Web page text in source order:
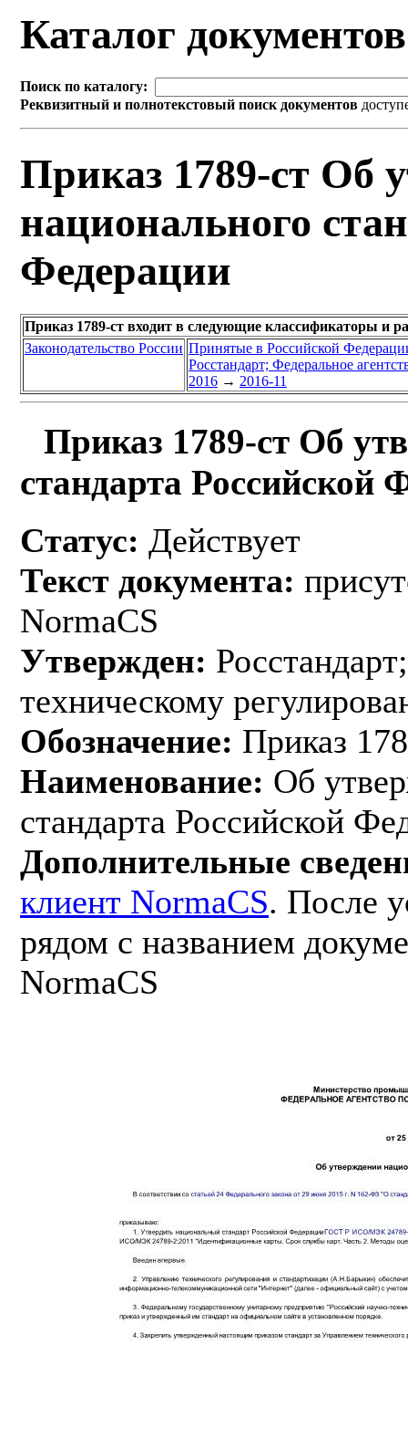
Каталог
Поиск по каталогу:
Реквизитный и полнотекстовый поиск документов
Приказ 1789-ст Об
национального
Федерации
Приказ 1789-ст входит в следующие классификаторы и
Законодательство России Принятые в Российской
Росстандарт; Федеральное
2016 → 2016-11
Приказ 1789-ст Об
стандарта Российской
Статус: Действует
Текст документа:
NormaCS
Утвержден:
техническому
Обозначение: Приказ
Наименование: Об
стандарта Российской
Дополнительные
клиент NormaCS. После
рядом с названием
NormaCS